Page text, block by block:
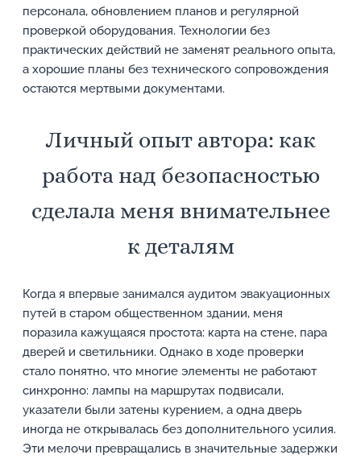
персонала, обновлением планов и регулярной
проверкой оборудования. Технологии без
практических действий не заменят реального опыта,
а хорошие планы без технического сопровождения
остаются мертвыми документами.
Личный опыт автора: как
работа над безопасностью
сделала меня внимательнее
к деталям
Когда я впервые занимался аудитом эвакуационных
путей в старом общественном здании, меня
поразила кажущаяся простота: карта на стене, пара
дверей и светильники. Однако в ходе проверки
стало понятно, что многие элементы не работают
синхронно: лампы на маршрутах подвисали,
указатели были затены курением, а одна дверь
иногда не открывалась без дополнительного усилия.
Эти мелочи превращались в значительные задержки